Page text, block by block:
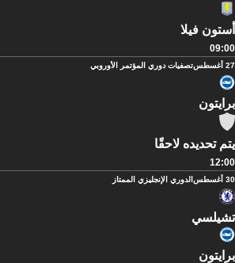
أستون فيلا
09:00
27 أغسطس تصفيات دوري المؤتمر الأوروبي
برايتون
يتم تحديده لاحقًا
12:00
30 أغسطس الدوري الإنجليزي الممتاز
تشيلسي
برايتون